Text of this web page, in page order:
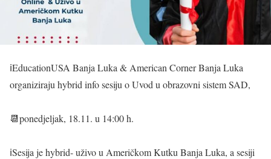
ℹEducationUSA Banja Luka & American Corner Banja Luka
organiziraju hybrid info sesiju o Uvod u obrazovni sistem SAD,
📆ponedjeljak, 18.11. u 14:00 h.
ℹSesija je hybrid- uživo u Američkom Kutku Banja Luka, a sesiji